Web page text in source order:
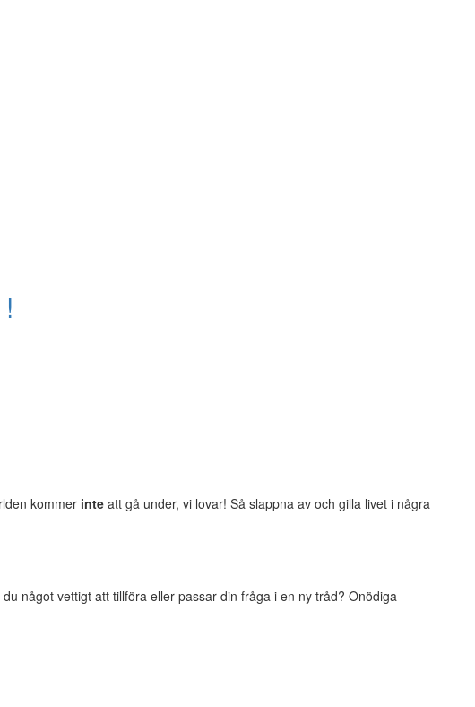
kommer inte att gå under, vi lovar! Så slappna av och gilla livet i några
något vettigt att tillföra eller passar din fråga i en ny tråd? Onödiga